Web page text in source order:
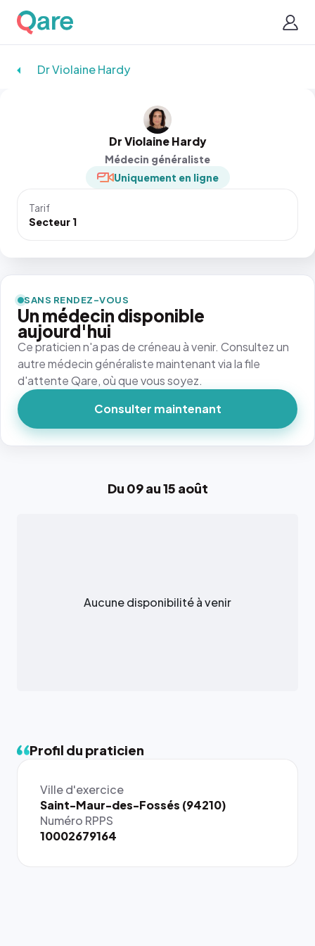
Dr Violaine Hardy
Dr Violaine Hardy
Médecin généraliste
Uniquement en ligne
Tarif
Secteur 1
Du 09 au 15 août
Aucune disponibilité à venir
Profil du praticien
Ville d'exercice
Saint-Maur-des-Fossés (94210)
Numéro RPPS
10002679164
SANS RENDEZ-VOUS
Un médecin disponible
aujourd'hui
Ce praticien n'a pas de créneau à venir. Consultez un
autre médecin généraliste maintenant via la file
d'attente Qare, où que vous soyez.
Consulter maintenant
{# 40×40
: la taille
rendue par
`.profile-